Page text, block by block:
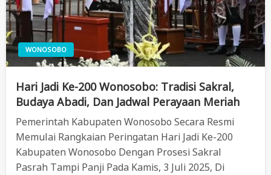
WONOSOBO
Hari Jadi Ke-200 Wonosobo: Tradisi Sakral,
Budaya Abadi, Dan Jadwal Perayaan Meriah
Pemerintah Kabupaten Wonosobo Secara Resmi
Memulai Rangkaian Peringatan Hari Jadi Ke-200
Kabupaten Wonosobo Dengan Prosesi Sakral
Pasrah Tampi Panji Pada Kamis, 3 Juli 2025, Di